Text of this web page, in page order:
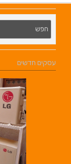
עסקים חדשים